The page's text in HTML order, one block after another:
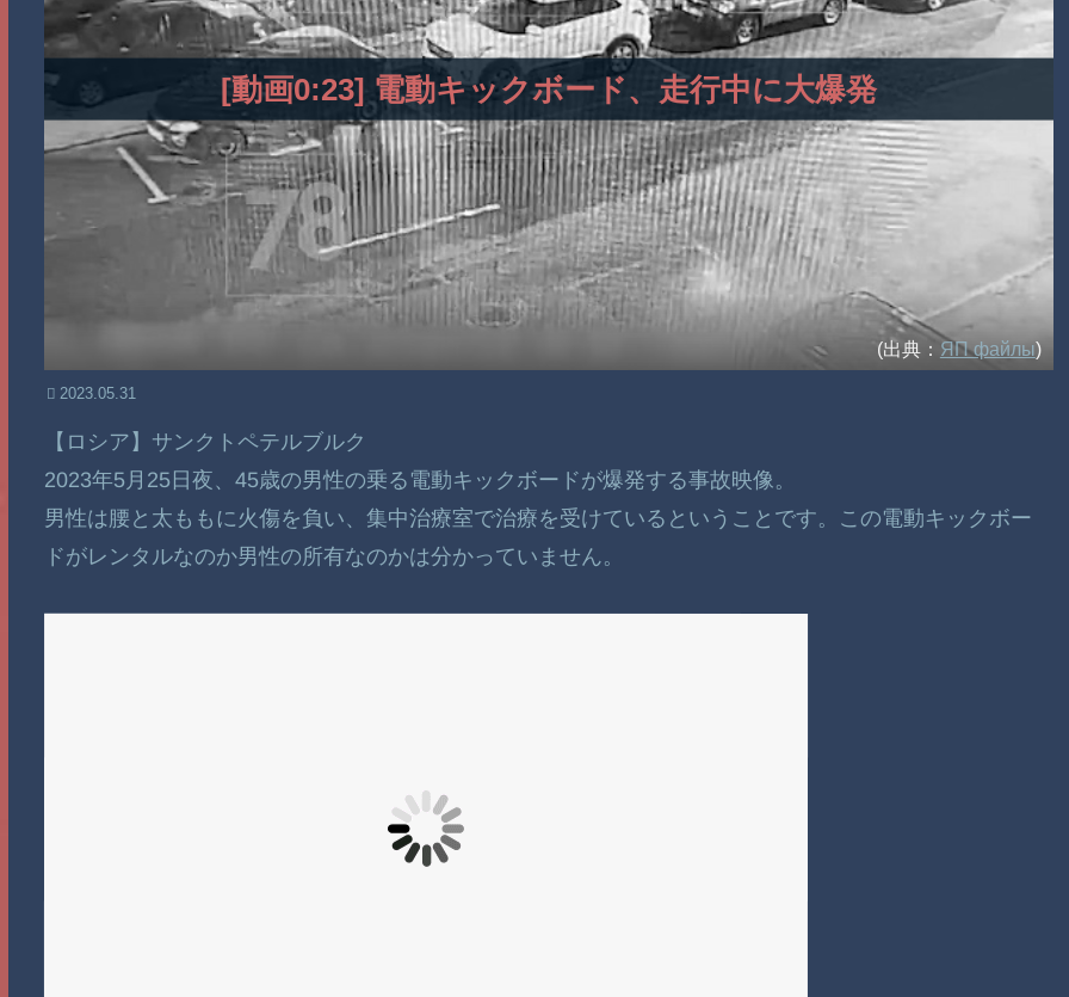
[動画0:23] 電動キックボード、走行中に大爆発
(出典： ЯП файлы)
2023.05.31
【ロシア】サンクトペテルブルク
2023年5月25日夜、45歳の男性の乗る電動キックボードが爆発する事故映像。
男性は腰と太ももに火傷を負い、集中治療室で治療を受けているということです。この電動キックボー
ドがレンタルなのか男性の所有なのかは分かっていません。